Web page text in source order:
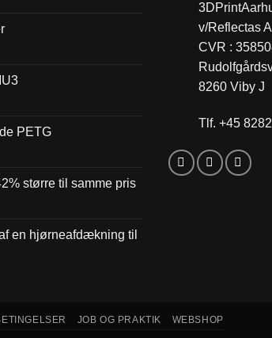
PETG
større til samme pris
en hjørneafdækning til
v/Reflectas
CVR :
8260 Viby J
Tlf. +45
JOB OG PRAKTIK WEBSHOP